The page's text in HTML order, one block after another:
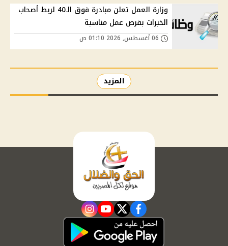
وزارة العمل تعلن مبادرة فوق الـ40 لربط أصحاب
الخبرات بفرص عمل مناسبة
المزيد
facebook
twitter
youtube
instagram